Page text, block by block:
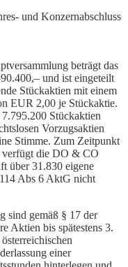
und Konzernabschluss
beträgt das
und ist eingeteilt
Stückaktien mit einem
EUR 2,00 je Stückaktie.
Stückaktien
Vorzugsaktien
Stimme. Zum Zeitpunkt
verfügt die DO & CO
über 31.830 eigene
Abs 6 AktG nicht
sind gemäß § 17 der
Aktien bis spätestens 3.
einer